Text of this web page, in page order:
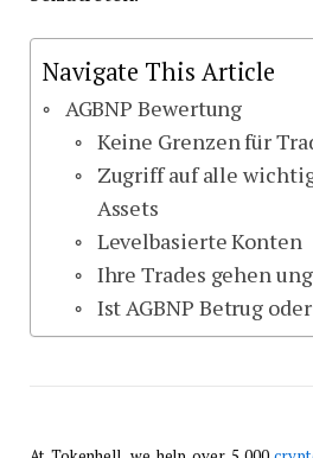
Navigate This Article
AGBNP Bewertung
Keine Grenzen für
Zugriff auf alle
Assets
Levelbasierte Konten
Ihre Trades gehen
Ist AGBNP Betrug